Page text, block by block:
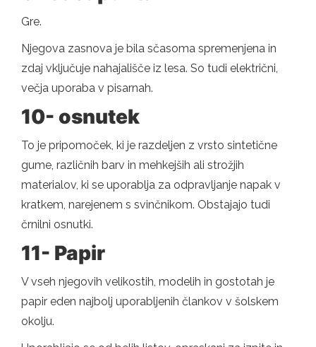
Gre.
Njegova zasnova je bila sčasoma spremenjena in
zdaj vključuje nahajališče iz lesa. So tudi električni,
večja uporaba v pisarnah.
10- osnutek
To je pripomoček, ki je razdeljen z vrsto sintetične
gume, različnih barv in mehkejših ali strožjih
materialov, ki se uporablja za odpravljanje napak v
kratkem, narejenem s svinčnikom. Obstajajo tudi
črnilni osnutki.
11- Papir
V vseh njegovih velikostih, modelih in gostotah je
papir eden najbolj uporabljenih člankov v šolskem
okolju.